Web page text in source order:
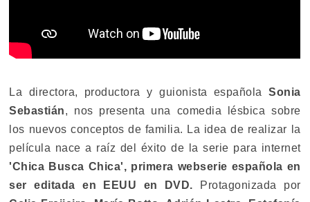
La directora, productora y guionista españolaSonia
Sebastián, nos presenta una comedia lésbica sobre
los nuevos conceptos de familia. La idea de realizar la
película nace a raíz del éxito de la serie para internet
'Chica Busca Chica', primera webserie española en
ser editada en EEUU en DVD. Protagonizada por